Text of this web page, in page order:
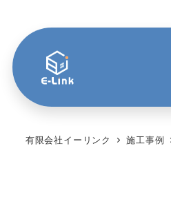
有限会社イーリンク 施工事例